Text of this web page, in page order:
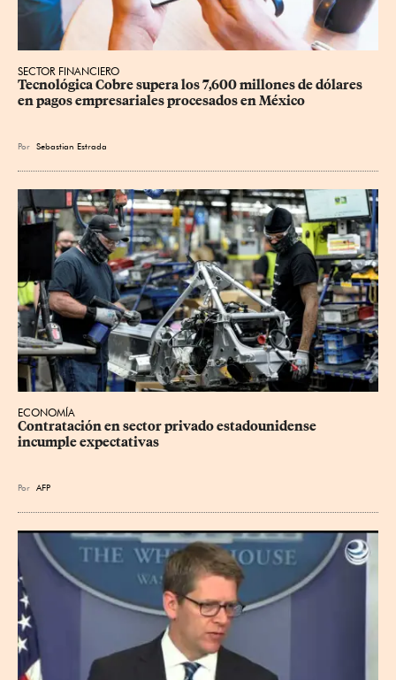
SECTOR FINANCIERO
Tecnológica Cobre supera los 7,600 millones de dólares
en pagos empresariales procesados en México
Por Sebastian Estrada
ECONOMÍA
Contratación en sector privado estadounidense
incumple expectativas
Por AFP